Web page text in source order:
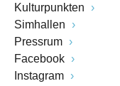
Kulturpunkten
Simhallen
Pressrum
Facebook
Instagram